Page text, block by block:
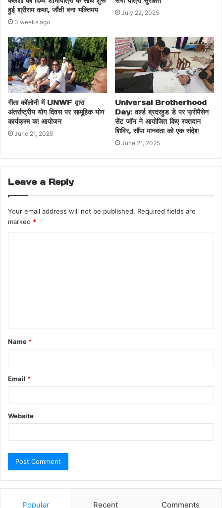
हुई श्रीराम कथा, जौंती बना भक्तिमय
3 weeks ago
July 22, 2025
गीता कॉलोनी में UNWF द्वारा
अंतर्राष्ट्रीय योग दिवस पर सामूहिक योग
कार्यक्रम का आयोजन
June 21, 2025
Universal Brotherhood
Day: वर्ल्ड ब्रदरहुड डे पर फ्रीमैसेन
सेंट जॉन ने आयोजित किए रक्तदान
शिविर, सौंपा मानवता को एक संदेश
June 21, 2025
Leave a Reply
Your email address will not be published. Required fields are
marked *
Name *
Email *
Website
Popular Recent Comments